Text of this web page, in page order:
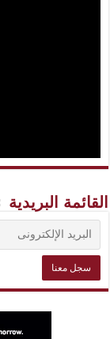
القائمة البريدية